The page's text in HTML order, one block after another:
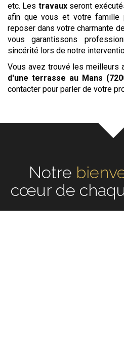
etc. Les travauxseront
afin que vous et votre famille
reposer dans votre charmante
vous garantissons
sincérité lors de notre
Vous avez trouvé les meilleurs
d'une terrasse au Mans
contacter pour parler de votre
Notreécoute
chaque